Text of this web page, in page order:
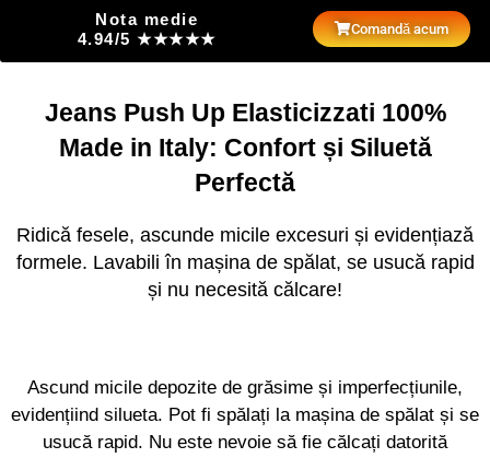
Nota medie
4.94/5 ★★★★★
Comandă acum
Jeans Push Up Elasticizzati 100%
Made in Italy: Confort și Siluetă
Perfectă
Ridică fesele, ascunde micile excesuri și evidențiază
formele. Lavabili în mașina de spălat, se usucă rapid
și nu necesită călcare!
Ascund micile depozite de grăsime și imperfecțiunile,
evidențiind silueta. Pot fi spălați la mașina de spălat și se
usucă rapid. Nu este nevoie să fie călcați datorită